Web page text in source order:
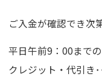
ご入金が確認でき次
平日午前9：00まで
クレジット・代引き